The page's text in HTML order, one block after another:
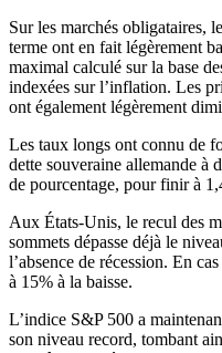
Sur les marchés obligataires,
terme ont en fait légèrement
maximal calculé sur la base
indexées sur l’inflation. Les
ont également légèrement
Les taux longs ont connu de
dette souveraine allemande à
de pourcentage, pour finir à
Aux États-Unis, le recul des
sommets dépasse déjà le
l’absence de récession. En
à 15% à la baisse.
L’indice S&P 500 a
son niveau record, tombant